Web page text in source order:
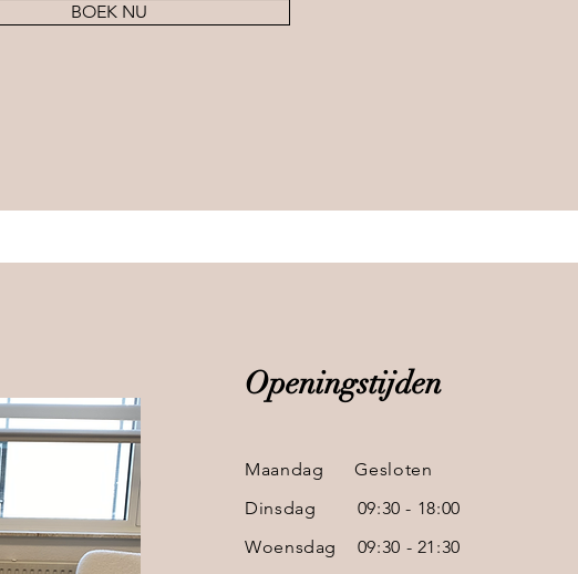
BOEK NU
Openingstijden
Maandag Gesloten
Dinsdag 09:30 - 18:00
Woensdag 09:30 - 21:30